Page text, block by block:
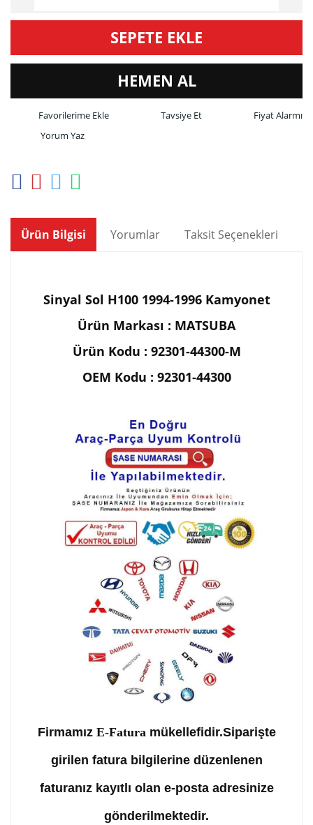
SEPETE EKLE
HEMEN AL
Tavsiye Et
Fiyat Alarmı
Yorum Yaz
Ürün Bilgisi Yorumlar Taksit Seçenekleri
Sinyal Sol H100 1994-1996 Kamyonet
Ürün Markası : MATSUBA
Ürün Kodu : 92301-44300-M
OEM Kodu : 92301-44300
Firmamız E-Fatura mükellefidir.Siparişte
girilen fatura bilgilerine düzenlenen
faturanız kayıtlı olan e-posta adresinize
gönderilmektedir.